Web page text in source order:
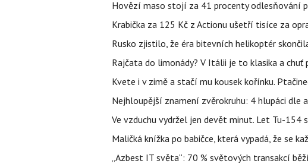
Hovězí maso stojí za 41 procenty odlesňování
Krabička za 125 Kč z Actionu ušetří tisíce za
Rusko zjistilo, že éra bitevních helikoptér
Rajčata do limonády? V Itálii je to klasika a
Kvete i v zimě a stačí mu kousek kořínku.
Nejhloupější znamení zvěrokruhu: 4 hlupáci dle
Ve vzduchu vydržel jen devět minut. Let Tu-
Maličká knížka po babičce, která vypadá, že se
„Azbest IT světa“: 70 % světových transakcí